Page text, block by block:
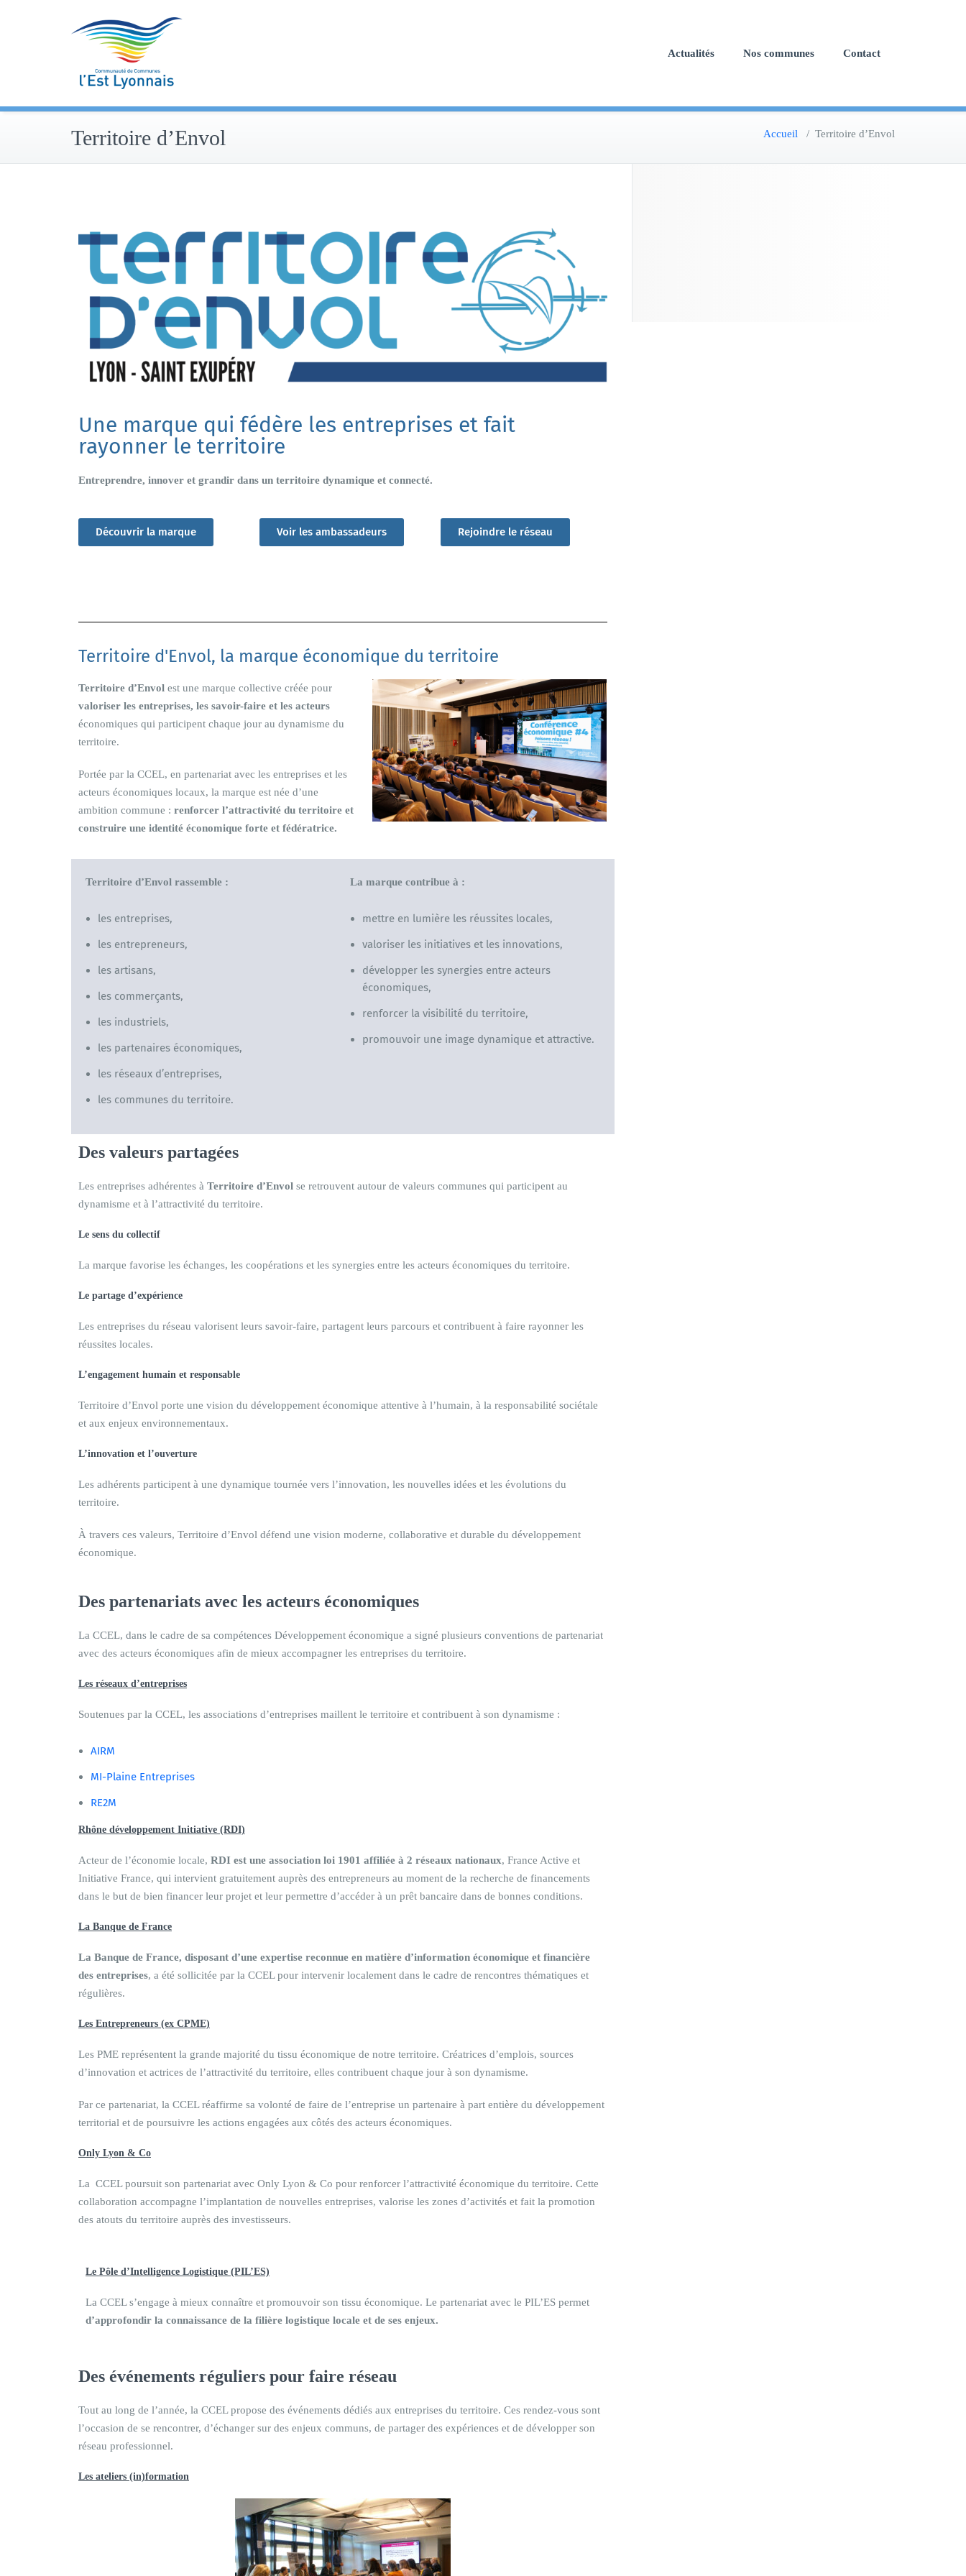
Actualités Nos communes Contact
Territoire d’Envol Accueil / Territoire d’Envol
Une marque qui fédère les entreprises et fait
rayonner le territoire
Entreprendre, innover et grandir dans un territoire dynamique et connecté.
Découvrir la marque Voir les ambassadeurs Rejoindre le réseau
Territoire d'Envol, la marque économique du territoire
Territoire d’Envol est une marque collective créée pour
valoriser les entreprises, les savoir-faire et les acteurs
économiques qui participent chaque jour au dynamisme du
territoire.
Portée par la CCEL, en partenariat avec les entreprises et les
acteurs économiques locaux, la marque est née d’une
ambition commune : renforcer l’attractivité du territoire et
construire une identité économique forte et fédératrice.
Territoire d’Envol rassemble :
les entreprises,
les entrepreneurs,
les artisans,
les commerçants,
les industriels,
les partenaires économiques,
les réseaux d’entreprises,
les communes du territoire.
La marque contribue à :
mettre en lumière les réussites locales,
valoriser les initiatives et les innovations,
développer les synergies entre acteurs
économiques,
renforcer la visibilité du territoire,
promouvoir une image dynamique et attractive.
Des valeurs partagées
Les entreprises adhérentes à Territoire d’Envol se retrouvent autour de valeurs communes qui participent au
dynamisme et à l’attractivité du territoire.
Le sens du collectif
La marque favorise les échanges, les coopérations et les synergies entre les acteurs économiques du territoire.
Le partage d’expérience
Les entreprises du réseau valorisent leurs savoir-faire, partagent leurs parcours et contribuent à faire rayonner les
réussites locales.
L’engagement humain et responsable
Territoire d’Envol porte une vision du développement économique attentive à l’humain, à la responsabilité sociétale
et aux enjeux environnementaux.
L’innovation et l’ouverture
Les adhérents participent à une dynamique tournée vers l’innovation, les nouvelles idées et les évolutions du
territoire.
À travers ces valeurs, Territoire d’Envol défend une vision moderne, collaborative et durable du développement
économique.
Des partenariats avec les acteurs économiques
La CCEL, dans le cadre de sa compétences Développement économique a signé plusieurs conventions de partenariat
avec des acteurs économiques afin de mieux accompagner les entreprises du territoire.
Les réseaux d’entreprises
Soutenues par la CCEL, les associations d’entreprises maillent le territoire et contribuent à son dynamisme :
AIRM
MI-Plaine Entreprises
RE2M
Rhône développement Initiative (RDI)
Acteur de l’économie locale, RDI est une association loi 1901 affiliée à 2 réseaux nationaux, France Active et
Initiative France, qui intervient gratuitement auprès des entrepreneurs au moment de la recherche de financements
dans le but de bien financer leur projet et leur permettre d’accéder à un prêt bancaire dans de bonnes conditions.
La Banque de France
La Banque de France, disposant d’une expertise reconnue en matière d’information économique et financière
des entreprises, a été sollicitée par la CCEL pour intervenir localement dans le cadre de rencontres thématiques et
régulières.
Les Entrepreneurs (ex CPME)
Les PME représentent la grande majorité du tissu économique de notre territoire. Créatrices d’emplois, sources
d’innovation et actrices de l’attractivité du territoire, elles contribuent chaque jour à son dynamisme.
Par ce partenariat, la CCEL réaffirme sa volonté de faire de l’entreprise un partenaire à part entière du développement
territorial et de poursuivre les actions engagées aux côtés des acteurs économiques.
Only Lyon & Co
La CCEL poursuit son partenariat avec Only Lyon & Co pour renforcer l’attractivité économique du territoire. Cette
collaboration accompagne l’implantation de nouvelles entreprises, valorise les zones d’activités et fait la promotion
des atouts du territoire auprès des investisseurs.
Le Pôle d’Intelligence Logistique (PIL’ES)
La CCEL s’engage à mieux connaître et promouvoir son tissu économique. Le partenariat avec le PIL’ES permet
d’approfondir la connaissance de la filière logistique locale et de ses enjeux.
Des événements réguliers pour faire réseau
Tout au long de l’année, la CCEL propose des événements dédiés aux entreprises du territoire. Ces rendez-vous sont
l’occasion de se rencontrer, d’échanger sur des enjeux communs, de partager des expériences et de développer son
réseau professionnel.
Les ateliers (in)formation